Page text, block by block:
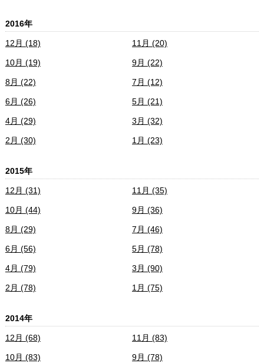
2016年
12月 (18) 11月 (20)
10月 (19) 9月 (22)
8月 (22) 7月 (12)
6月 (26) 5月 (21)
4月 (29) 3月 (32)
2月 (30) 1月 (23)
2015年
12月 (31) 11月 (35)
10月 (44) 9月 (36)
8月 (29) 7月 (46)
6月 (56) 5月 (78)
4月 (79) 3月 (90)
2月 (78) 1月 (75)
2014年
12月 (68) 11月 (83)
10月 (83) 9月 (78)